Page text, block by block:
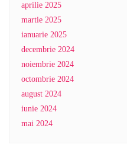
aprilie 2025
martie 2025
ianuarie 2025
decembrie 2024
noiembrie 2024
octombrie 2024
august 2024
iunie 2024
mai 2024